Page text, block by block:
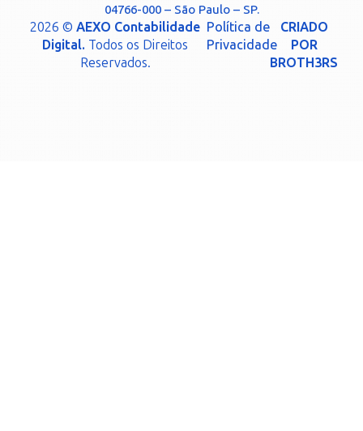
04766-000 – São Paulo – SP.
2026 ©AEXO Contabilidade
Digital. Todos os Direitos
Reservados.
Política de
Privacidade
CRIADO
POR
BROTH3RS